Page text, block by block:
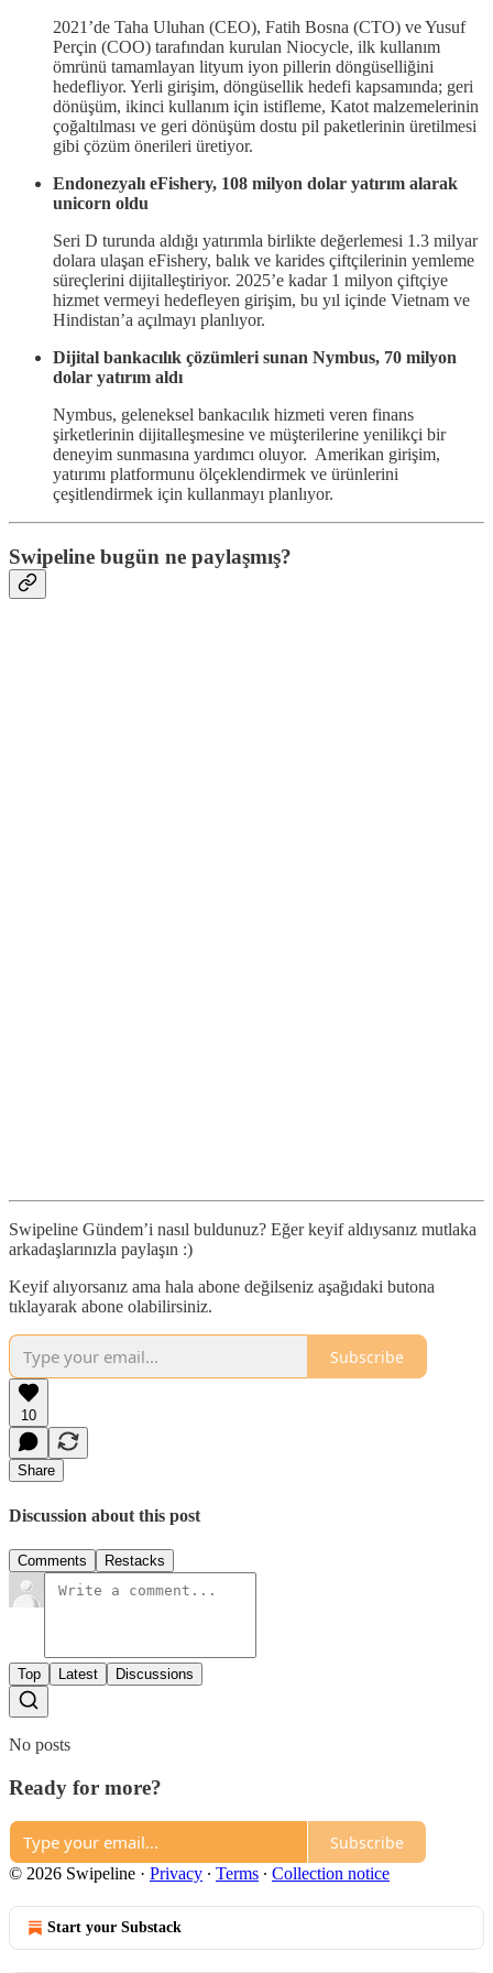
2021’de Taha Uluhan (CEO), Fatih Bosna (CTO) ve Yusuf
Perçin (COO) tarafından kurulan Niocycle, ilk kullanım
ömrünü tamamlayan lityum iyon pillerin döngüselliğini
hedefliyor. Yerli girişim, döngüsellik hedefi kapsamında; geri
dönüşüm, ikinci kullanım için istifleme, Katot malzemelerinin
çoğaltılması ve geri dönüşüm dostu pil paketlerinin üretilmesi
gibi çözüm önerileri üretiyor.
Endonezyalı eFishery, 108 milyon dolar yatırım alarak
unicorn oldu
Seri D turunda aldığı yatırımla birlikte değerlemesi 1.3 milyar
dolara ulaşan eFishery, balık ve karides çiftçilerinin yemleme
süreçlerini dijitalleştiriyor. 2025’e kadar 1 milyon çiftçiye
hizmet vermeyi hedefleyen girişim, bu yıl içinde Vietnam ve
Hindistan’a açılmayı planlıyor.
Dijital bankacılık çözümleri sunan Nymbus, 70 milyon
dolar yatırım aldı
Nymbus, geleneksel bankacılık hizmeti veren finans
şirketlerinin dijitalleşmesine ve müşterilerine yenilikçi bir
deneyim sunmasına yardımcı oluyor. Amerikan girişim,
yatırımı platformunu ölçeklendirmek ve ürünlerini
çeşitlendirmek için kullanmayı planlıyor.
Swipeline bugün ne paylaşmış?
Swipeline Gündem’i nasıl buldunuz? Eğer keyif aldıysanız mutlaka
arkadaşlarınızla paylaşın :)
Keyif alıyorsanız ama hala abone değilseniz aşağıdaki butona
tıklayarak abone olabilirsiniz.
Subscribe
10
Share
Discussion about this post
Comments Restacks
Top Latest Discussions
No posts
Ready for more?
Subscribe
© 2026 Swipeline · Privacy ∙ Terms ∙ Collection notice
Start your Substack